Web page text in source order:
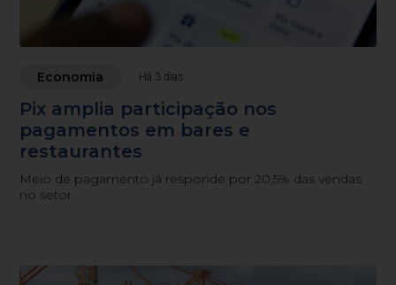
Economia Há 3 dias
Pix amplia participação nos
pagamentos em bares e
restaurantes
Meio de pagamento já responde por 20,5% das vendas
no setor